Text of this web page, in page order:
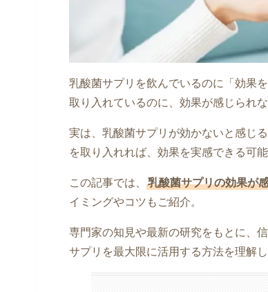
乳酸菌サプリを飲んでいるのに「効果
取り入れているのに、効果が感じられ
実は、乳酸菌サプリが効かないと感じ
を取り入れれば、効果を実感できる可
この記事では、 乳酸菌サプリの効果が
イミングやコツもご紹介。
専門家の知見や最新の研究をもとに、
サプリを最大限に活用する方法を理解